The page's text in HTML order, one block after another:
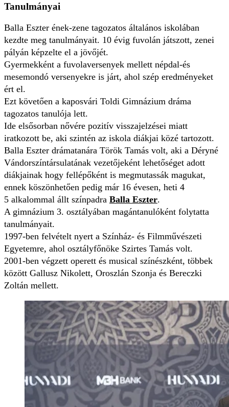
Tanulmányai
Balla Eszter ének-zene tagozatos általános iskolában
kezdte meg tanulmányait. 10 évig fuvolán játszott, zenei
pályán képzelte el a jövőjét.
Gyermekként a fuvolaversenyek mellett népdal-és
mesemondó versenyekre is járt, ahol szép eredményeket
ért el.
Ezt követően a kaposvári Toldi Gimnázium dráma
tagozatos tanulója lett.
Ide elsősorban nővére pozitív visszajelzései miatt
iratkozott be, aki szintén az iskola diákjai közé tartozott.
Balla Eszter drámatanára Török Tamás volt, aki a Déryné
Vándorszíntársulatának vezetőjeként lehetőséget adott
diákjainak hogy fellépőként is megmutassák magukat,
ennek köszönhetően pedig már 16 évesen, heti 4
5 alkalommal állt színpadra Balla Eszter.
A gimnázium 3. osztályában magántanulóként folytatta
tanulmányait.
1997-ben felvételt nyert a Színház- és Filmművészeti
Egyetemre, ahol osztályfőnöke Szirtes Tamás volt.
2001-ben végzett operett és musical színészként, többek
között Gallusz Nikolett, Oroszlán Szonja és Bereczki
Zoltán mellett.